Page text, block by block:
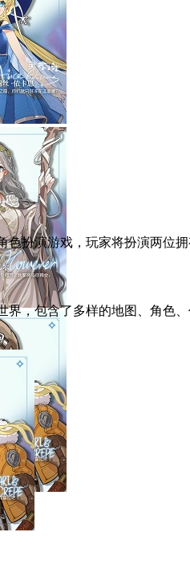
扮演游戏，玩家将扮演两位
界，包含了多样的地图、角色